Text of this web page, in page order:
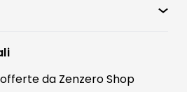
offerteda Zenzero Shop